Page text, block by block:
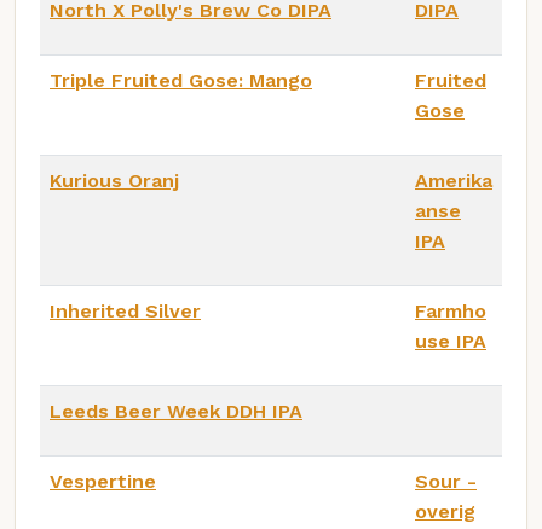
North X Polly's Brew Co DIPA DIPA
Triple Fruited Gose: Mango
Fruited
Gose
Kurious Oranj
Amerika
anse
IPA
Inherited Silver
Farmho
use IPA
Leeds Beer Week DDH IPA
Vespertine
Sour -
overig